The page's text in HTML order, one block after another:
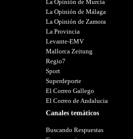
La Opinión de Murcia
La Opinión de Málaga
La Opinión de Zamora
La Provincia
Levante-EMV
Mallorca Zeitung
Regio7
Sport
Superdeporte
El Correo Gallego
El Correo de Andalucia
Canales temáticos
Buscando Respuestas